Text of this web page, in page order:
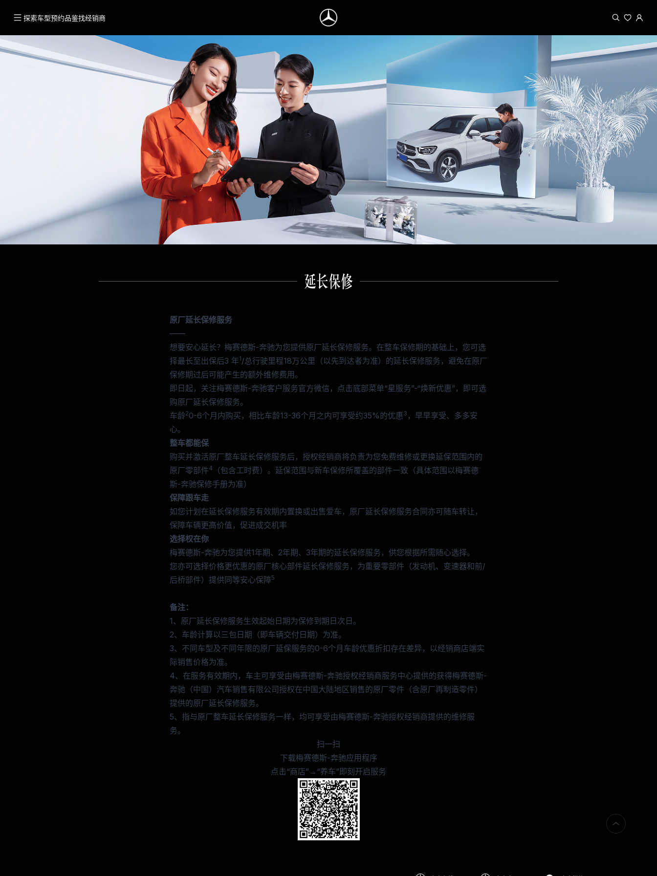
探索车型预约品鉴找经销商
延长保修
原厂延长保修服务
——
想要安心延长？梅赛德斯-奔驰为您提供原厂延长保修服务。在整车保修期的基础上，您可选
择最长至出保后3 年1/总行驶里程18万公里（以先到达者为准）的延长保修服务，避免在原厂
保修期过后可能产生的额外维修费用。
即日起，关注梅赛德斯-奔驰客户服务官方微信，点击底部菜单“星服务”-“焕新优惠”，即可选
购原厂延长保修服务。
车龄20-6个月内购买，相比车龄13-36个月之内可享受约35%的优惠3 ，早早享受、多多安
心。
整车都能保
购买并激活原厂整车延长保修服务后，授权经销商将负责为您免费维修或更换延保范围内的
原厂零部件4
（包含工时费）。延保范围与新车保修所覆盖的部件一致（具体范围以梅赛德
斯-奔驰保修手册为准）
保障跟车走
如您计划在延长保修服务有效期内置换或出售爱车，原厂延长保修服务合同亦可随车转让，
保障车辆更高价值，促进成交机率
选择权在你
梅赛德斯-奔驰为您提供1年期、2年期、3年期的延长保修服务，供您根据所需随心选择。
您亦可选择价格更优惠的原厂核心部件延长保修服务，为重要零部件（发动机、变速器和前/
后桥部件）提供同等安心保障5
备注：
1、原厂延长保修服务生效起始日期为保修到期日次日。
2、车龄计算以三包日期（即车辆交付日期）为准。
3、不同车型及不同年限的原厂延保服务的0-6个月车龄优惠折扣存在差异，以经销商店端实
际销售价格为准。
4、在服务有效期内，车主可享受由梅赛德斯-奔驰授权经销商服务中心提供的获得梅赛德斯-
奔驰（中国）汽车销售有限公司授权在中国大陆地区销售的原厂零件（含原厂再制造零件）
提供的原厂延长保修服务。
5、指与原厂整车延长保修服务一样，均可享受由梅赛德斯-奔驰授权经销商提供的维修服
务。
扫一扫
下载梅赛德斯-奔驰应用程序
点击“商店”→“养车”即刻开启服务